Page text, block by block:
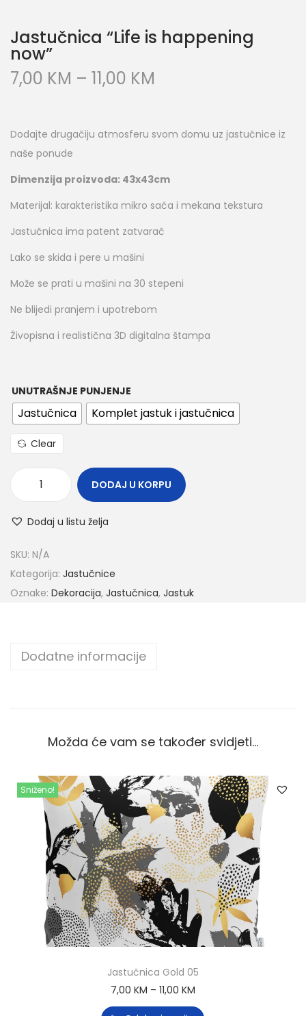
Jastučnica “Life is happening
now”
7,00 KM – 11,00 KM
Dodajte drugačiju atmosferu svom domu uz jastučnice iz
naše ponude
Dimenzija proizvoda: 43x43cm
Materijal: karakteristika mikro saća i mekana tekstura
Jastučnica ima patent zatvarač
Lako se skida i pere u mašini
Može se prati u mašini na 30 stepeni
Ne blijedi pranjem i upotrebom
Živopisna i realistična 3D digitalna štampa
UNUTRAŠNJE PUNJENJE
Jastučnica Komplet jastuk i jastučnica
Clear
DODAJ U KORPU
Dodaj u listu želja
SKU: N/A
Kategorija: Jastučnice
Oznake: Dekoracija, Jastučnica, Jastuk
Dodatne informacije
Možda će vam se također svidjeti…
Sniženo!
Jastučnica Gold 05
7,00 KM – 11,00 KM